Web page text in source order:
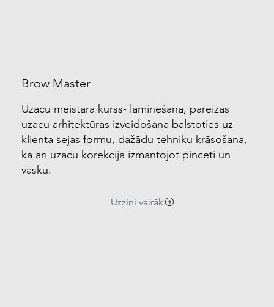
Brow Master
Uzacu meistara kurss- laminēšana, pareizas
uzacu arhitektūras izveidošana balstoties uz
klienta sejas formu, dažādu tehniku krāsošana,
kā arī uzacu korekcija izmantojot pinceti un
vasku.
Uzzini vairāk